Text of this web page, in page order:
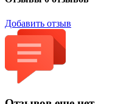
Добавить отзыв